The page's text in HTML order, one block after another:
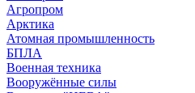
Агропром
Арктика
Атомная промышленность
БПЛА
Военная техника
Вооружённые силы